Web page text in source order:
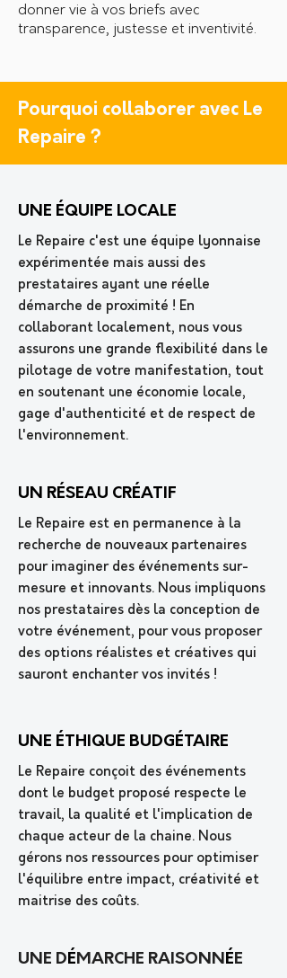
donner vie à vos briefs avec
transparence, justesse et inventivité.
Pourquoi collaborer avec Le
Repaire ?
UNE ÉQUIPE LOCALE
Le Repaire c'est une équipe lyonnaise
expérimentée mais aussi des
prestataires ayant une réelle
démarche de proximité ! En
collaborant localement, nous vous
assurons une grande flexibilité dans le
pilotage de votre manifestation, tout
en soutenant une économie locale,
gage d'authenticité et de respect de
l'environnement.
UN RÉSEAU CRÉATIF
Le Repaire est en permanence à la
recherche de nouveaux partenaires
pour imaginer des événements sur-
mesure et innovants. Nous impliquons
nos prestataires dès la conception de
votre événement, pour vous proposer
des options réalistes et créatives qui
sauront enchanter vos invités !
UNE ÉTHIQUE BUDGÉTAIRE
Le Repaire conçoit des événements
dont le budget proposé respecte le
travail, la qualité et l'implication de
chaque acteur de la chaine. Nous
gérons nos ressources pour optimiser
l'équilibre entre impact, créativité et
maitrise des coûts.
UNE DÉMARCHE RAISONNÉE